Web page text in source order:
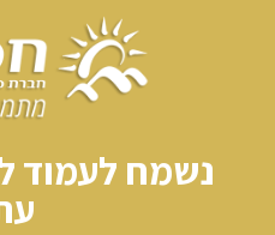
נשמח לעמוד